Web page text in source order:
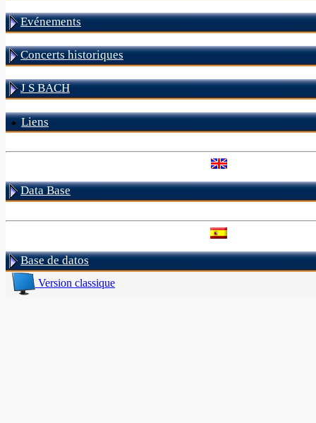
Evénements
Concerts historiques
J S BACH
Liens
Data Base
Base de datos
Version classique